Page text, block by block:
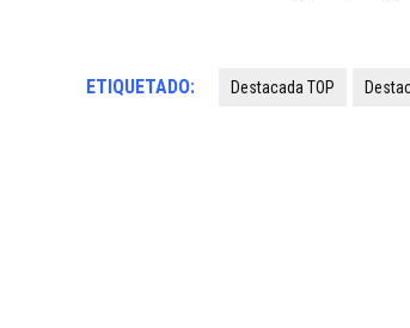
ETIQUETADO: Destacada TOP